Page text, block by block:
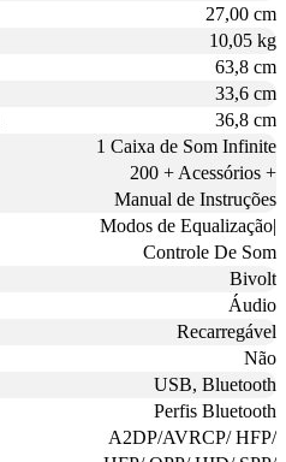
27,00 cm
10,05 kg
63,8 cm
33,6 cm
36,8 cm
1 Caixa de Som Infinite
200 + Acessórios +
Manual de Instruções
Modos de Equalização|
Controle De Som
Bivolt
Áudio
Recarregável
Não
USB, Bluetooth
Perfis Bluetooth
A2DP/AVRCP/ HFP/